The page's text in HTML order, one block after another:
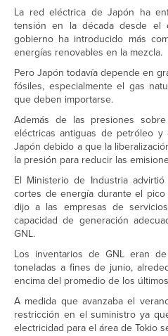
La red eléctrica de Japón ha
tensión en la década desde el
gobierno ha introducido más
energías renovables en la mezcla.
Pero Japón todavía depende en
fósiles, especialmente el gas
que deben importarse.
Además de las presiones
eléctricas antiguas de petróleo
Japón debido a que la
la presión para reducir las
El Ministerio de Industria
cortes de energía durante el
dijo a las empresas de
capacidad de generación
GNL.
Los inventarios de GNL eran
toneladas a fines de junio,
encima del promedio de los
A medida que avanzaba el
restricción en el suministro ya
electricidad para el área de Tokio